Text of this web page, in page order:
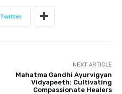
Twitter
NEXT ARTICLE
Mahatma Gandhi Ayurvigyan
Vidyapeeth: Cultivating
Compassionate Healers